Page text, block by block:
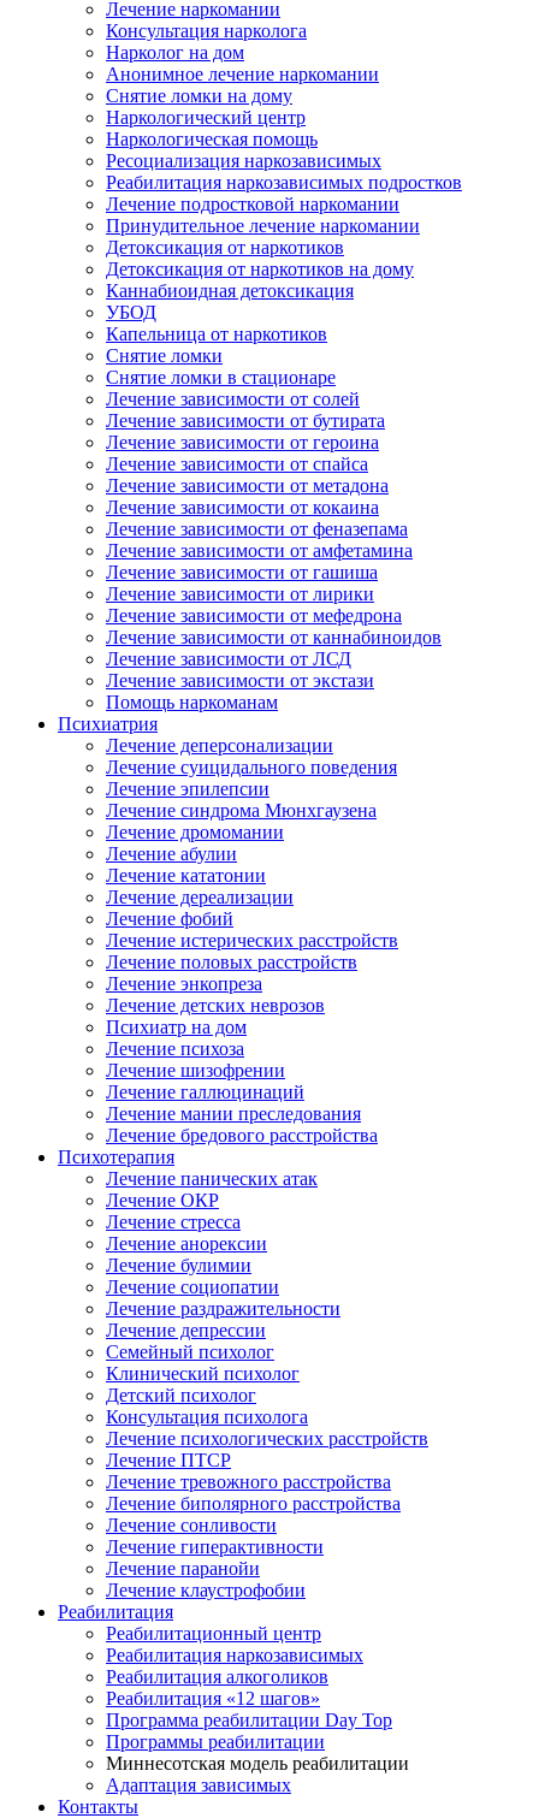
Лечение наркомании
Консультация нарколога
Нарколог на дом
Анонимное лечение наркомании
Снятие ломки на дому
Наркологический центр
Наркологическая помощь
Ресоциализация наркозависимых
Реабилитация наркозависимых подростков
Лечение подростковой наркомании
Принудительное лечение наркомании
Детоксикация от наркотиков
Детоксикация от наркотиков на дому
Каннабиоидная детоксикация
УБОД
Капельница от наркотиков
Снятие ломки
Снятие ломки в стационаре
Лечение зависимости от солей
Лечение зависимости от бутирата
Лечение зависимости от героина
Лечение зависимости от спайса
Лечение зависимости от метадона
Лечение зависимости от кокаина
Лечение зависимости от феназепама
Лечение зависимости от амфетамина
Лечение зависимости от гашиша
Лечение зависимости от лирики
Лечение зависимости от мефедрона
Лечение зависимости от каннабиноидов
Лечение зависимости от ЛСД
Лечение зависимости от экстази
Помощь наркоманам
Психиатрия
Лечение деперсонализации
Лечение суицидального поведения
Лечение эпилепсии
Лечение синдрома Мюнхгаузена
Лечение дромомании
Лечение абулии
Лечение кататонии
Лечение дереализации
Лечение фобий
Лечение истерических расстройств
Лечение половых расстройств
Лечение энкопреза
Лечение детских неврозов
Психиатр на дом
Лечение психоза
Лечение шизофрении
Лечение галлюцинаций
Лечение мании преследования
Лечение бредового расстройства
Психотерапия
Лечение панических атак
Лечение ОКР
Лечение стресса
Лечение анорексии
Лечение булимии
Лечение социопатии
Лечение раздражительности
Лечение депрессии
Семейный психолог
Клинический психолог
Детский психолог
Консультация психолога
Лечение психологических расстройств
Лечение ПТСР
Лечение тревожного расстройства
Лечение биполярного расстройства
Лечение сонливости
Лечение гиперактивности
Лечение паранойи
Лечение клаустрофобии
Реабилитация
Реабилитационный центр
Реабилитация наркозависимых
Реабилитация алкоголиков
Реабилитация «12 шагов»
Программа реабилитации Day Top
Программы реабилитации
Миннесотская модель реабилитации
Адаптация зависимых
Контакты